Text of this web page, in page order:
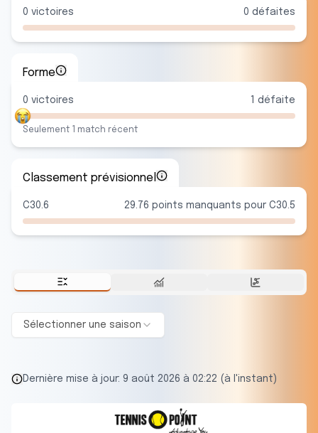
0 victoires 0 défaites
Forme
0 victoires défaite
Seulement match récent
Classement prévisionnel
C30.6 29.76 points manquants pour C30.5
Sélectionner une saison
Dernière mise à jour: 9 août 2026 à 02:22 (à l'instant)